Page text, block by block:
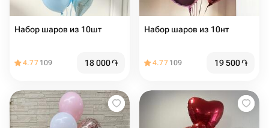
Набор шаров из 10шт
4.77 109 18 000֏
Набор шаров из 10нт
4.77 109 19 500֏